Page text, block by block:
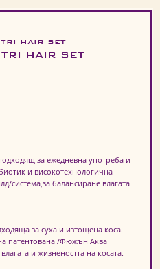
HAIR SET
HAIR SET
за ежедневна употреба и
и високотехнологична
балансиране влагата
за суха и изтощена коса.
патентована /Фюжън Аква
и жизнеността на косата.